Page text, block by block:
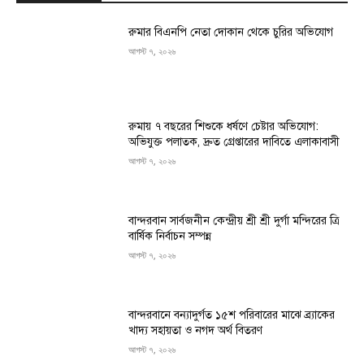
রুমার বিএনপি নেতা দোকান থেকে চুরির অভিযোগ
আগস্ট ৭, ২০২৬
রুমায় ৭ বছরের শিশুকে ধর্ষণে চেষ্টার অভিযোগ:
অভিযুক্ত পলাতক, দ্রুত গ্রেপ্তারের দাবিতে এলাকাবাসী
আগস্ট ৭, ২০২৬
বান্দরবান সার্বজনীন কেন্দ্রীয় শ্রী শ্রী দুর্গা মন্দিরের ত্রি
বার্ষিক নির্বাচন সম্পন্ন
আগস্ট ৭, ২০২৬
বান্দরবানে বন্যাদুর্গত ১৫শ পরিবারের মাঝে ব্র্যাকের
খাদ্য সহায়তা ও নগদ অর্থ বিতরণ
আগস্ট ৭, ২০২৬